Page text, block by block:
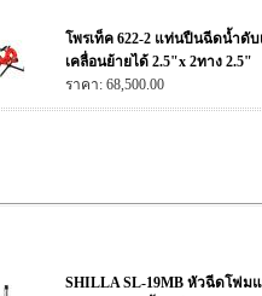
โพรเท็ค 622-2 แท่นปืนฉีดน้ำดั
เคลื่อนย้ายได้ 2.5"x 2ทาง 2.5"
ราคา: 68,500.00
SHILLA SL-19MB หัวฉีดโฟม